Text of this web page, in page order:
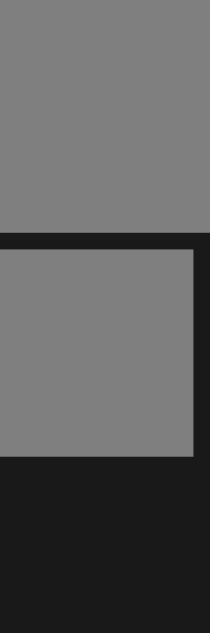
nueva ventana)
nueva ventana)